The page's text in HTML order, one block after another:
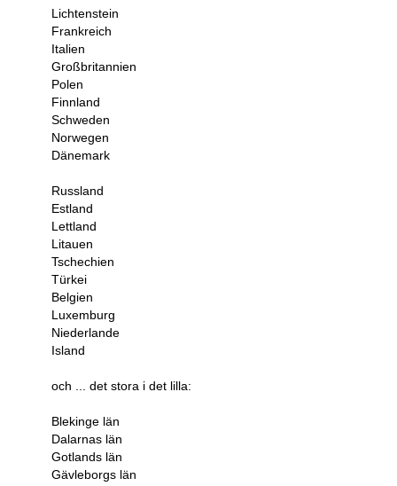
Lichtenstein
Frankreich
Italien
Großbritannien
Polen
Finnland
Schweden
Norwegen
Dänemark
Russland
Estland
Lettland
Litauen
Tschechien
Türkei
Belgien
Luxemburg
Niederlande
Island
och ... det stora i det lilla:
Blekinge län
Dalarnas län
Gotlands län
Gävleborgs län